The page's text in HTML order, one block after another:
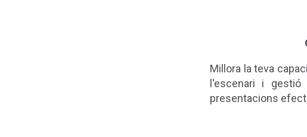
Millora la teva
l'escenari i gestió
presentacions